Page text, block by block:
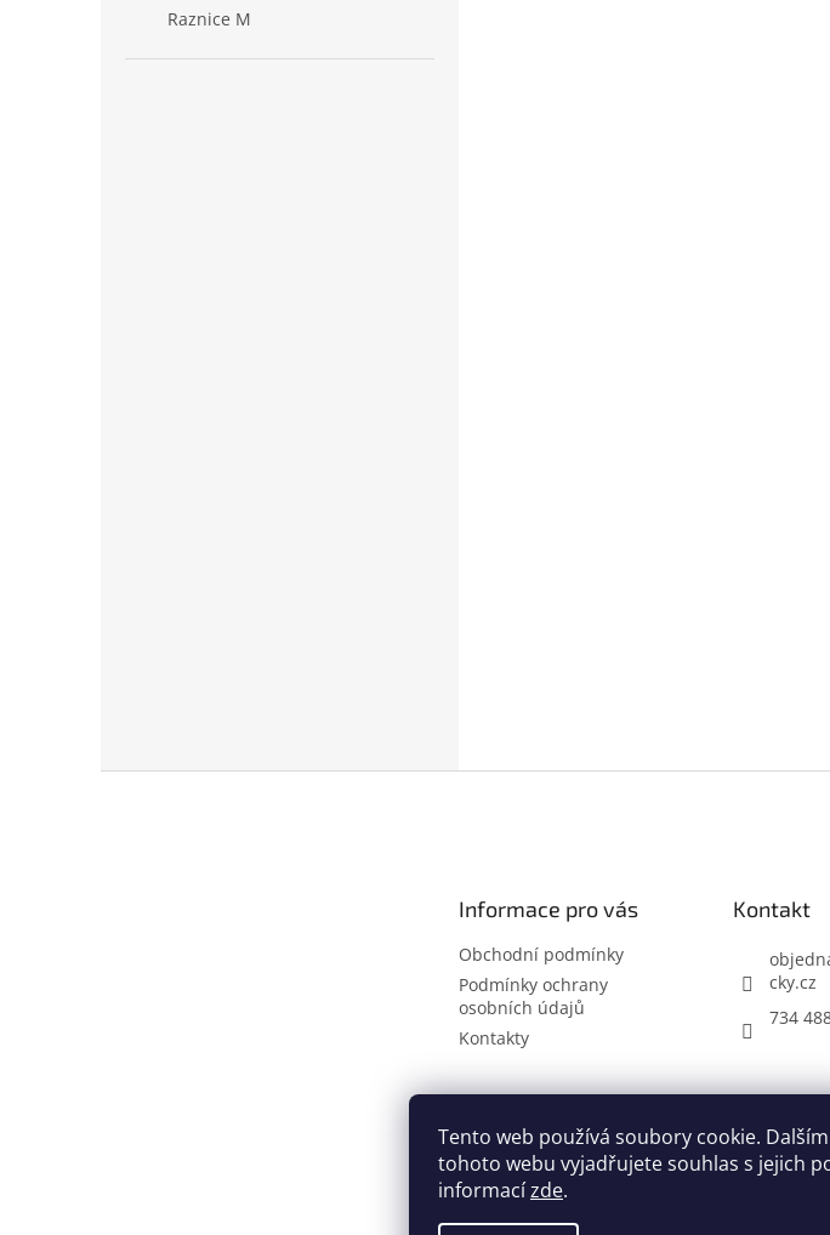
Tento web používá soubory cookie.
tohoto webu vyjadřujete souhlas s jejich
informacízde.
Raznice M
Informace pro vás
Obchodní podmínky
Podmínky ochrany
osobních údajů
Kontakty
Kontakt
cky.cz
734